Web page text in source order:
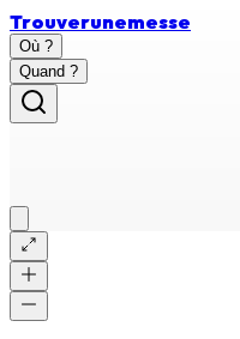
Trouverunemesse
Où ?
Quand ?